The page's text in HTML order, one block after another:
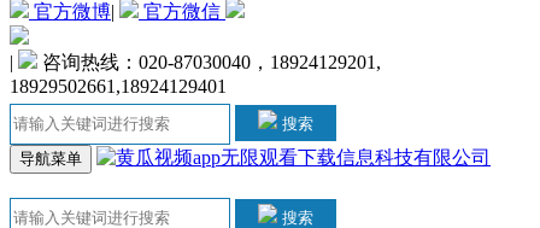
官方微博| 官方微信
|
咨询热线：020-87030040，18924129201,
18929502661,18924129401
搜索
导航菜单
搜索